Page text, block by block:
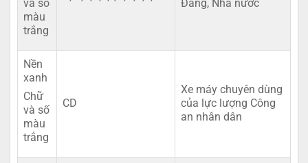
và số
màu
trắng
Đảng, Nhà nước
Nền
xanh
Chữ
và số
màu
trắng
CD
Xe máy chuyên dùng
của lực lượng Công
an nhân dân